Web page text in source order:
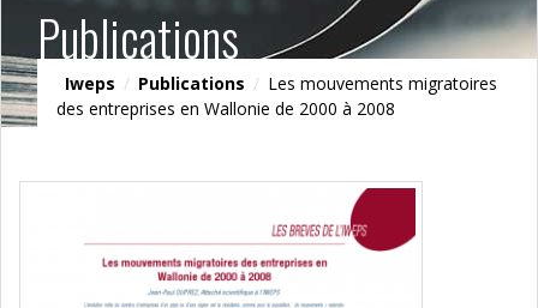
Publications
Iweps / Publications / Les mouvements migratoires
des entreprises en Wallonie de 2000 à 2008